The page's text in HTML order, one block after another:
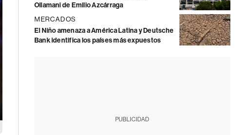
Ollamani de Emilio Azcárraga
MERCADOS
El Niño amenaza a América Latina y Deutsche
Bank identifica los países más expuestos
PUBLICIDAD